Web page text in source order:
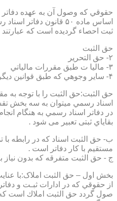
حقوقي كه وصول آن به عهده دفاتر
ثبت احصاء گرديده است كه عبارتند
حق الثبت
۲- حق التحرير
۳- ماليا ت طبق مقررات مالياتي
۴- ساير وجوهي كه طبق قوانين ديگر محول شده باشد
حق الثبت:حق الثبت را با توجه به
اسناد رسمي ميتوان به سه بخش
در دفاتر اسناد رسمي به هنگام
بقاياي ثبتی تعبیر می شود .
ب- حق الثبت اسناد كه در رابطه با
مستقيم با كار دفاتر است .
ج - حق الثبت متفرقه كه بدون
از حقوقي كه در ادارات ثبـت و